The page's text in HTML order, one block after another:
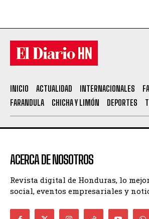
INICIO ACTUALIDAD INTERNACIONALES
FARANDULA
CHICHA Y LIMÓN DEPORTES
ACERCA DE NOSOTROS
Revista digital de Honduras, lo
social, eventos empresariales y